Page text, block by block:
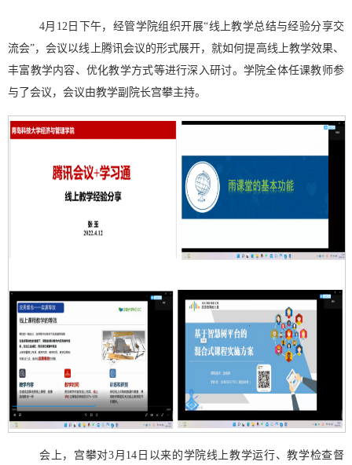
4月 12日下午，经管学院组织开展“线上教学总结与经验分享交
流会”，会议以线上腾讯会议的形式展开，就如何提高线上教学效果、
丰富教学内容、优化教学方式等进行深入研讨。学院全体任课教师参
与了会议，会议由教学副院长宫攀主持。
会上，宫攀对3月14 日以来的学院线上教学运行、教学检查督